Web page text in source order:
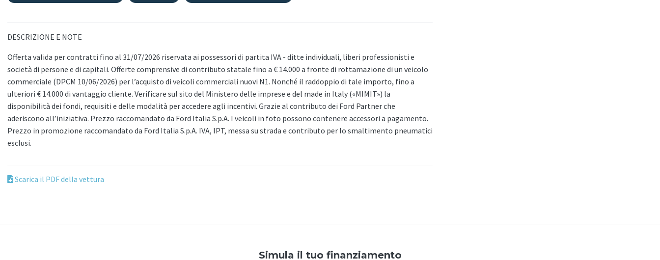
DESCRIZIONE E NOTE
Offerta valida per contratti fino al 31/07/2026 riservata ai possessori di partita IVA - ditte individuali, liberi professionisti e
società di persone e di capitali. Offerte comprensive di contributo statale fino a € 14.000 a fronte di rottamazione di un veicolo
commerciale (DPCM 10/06/2026) per l’acquisto di veicoli commerciali nuovi N1. Nonché il raddoppio di tale importo, fino a
ulteriori € 14.000 di vantaggio cliente. Verificare sul sito del Ministero delle imprese e del made in Italy («MIMIT») la
disponibilità dei fondi, requisiti e delle modalità per accedere agli incentivi. Grazie al contributo dei Ford Partner che
aderiscono all’iniziativa. Prezzo raccomandato da Ford Italia S.p.A. I veicoli in foto possono contenere accessori a pagamento.
Prezzo in promozione raccomandato da Ford Italia S.p.A. IVA, IPT, messa su strada e contributo per lo smaltimento pneumatici
esclusi.
Scarica il PDF della vettura
Simula il tuo finanziamento